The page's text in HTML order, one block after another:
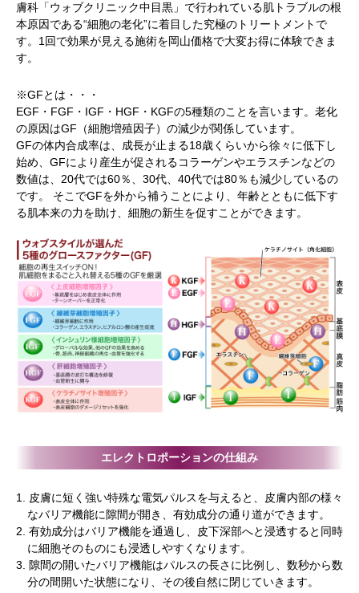
膚科「ウォブクリニック中目黒」で行われている肌トラブルの根
本原因である“細胞の老化”に着目した究極のトリートメントで
す。1回で効果が見える施術を岡山価格で大変お得に体験できま
す。
※GFとは・・・
EGF・FGF・IGF・HGF・KGFの5種類のことを言います。老化
の原因はGF（細胞増殖因子）の減少が関係しています。
GFの体内合成率は、成長が止まる18歳くらいから徐々に低下し
始め、GFにより産生が促されるコラーゲンやエラスチンなどの
数値は、20代では60％、30代、40代では80％も減少しているの
です。 そこでGFを外から補うことにより、年齢とともに低下す
る肌本来の力を助け、細胞の新生を促すことができます。
エレクトロポーションの仕組み
1. 皮膚に短く強い特殊な電気パルスを与えると、皮膚内部の様々
なバリア機能に隙間が開き、有効成分の通り道ができます。
2. 有効成分はバリア機能を通過し、皮下深部へと浸透すると同時
に細胞そのものにも浸透しやすくなります。
3. 隙間の開いたバリア機能はパルスの長さに比例し、数秒から数
分の間開いた状態になり、その後自然に閉じていきます。